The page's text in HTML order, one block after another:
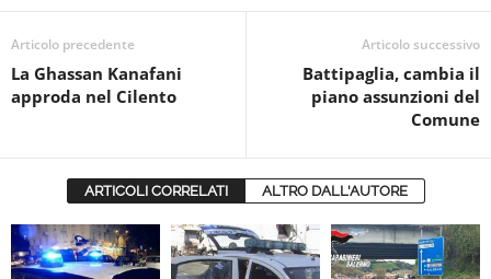
Articolo precedente
La Ghassan Kanafani
approda nel Cilento
Articolo successivo
Battipaglia, cambia il
piano assunzioni del
Comune
ARTICOLI CORRELATI ALTRO DALL'AUTORE